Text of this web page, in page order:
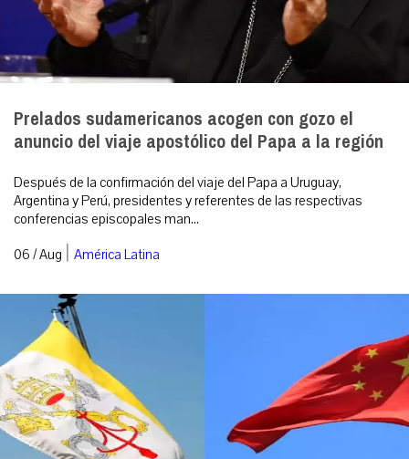
Prelados sudamericanos acogen con gozo el
anuncio del viaje apostólico del Papa a la región
Después de la confirmación del viaje del Papa a Uruguay,
Argentina y Perú, presidentes y referentes de las respectivas
conferencias episcopales man...
06 / Aug | América Latina